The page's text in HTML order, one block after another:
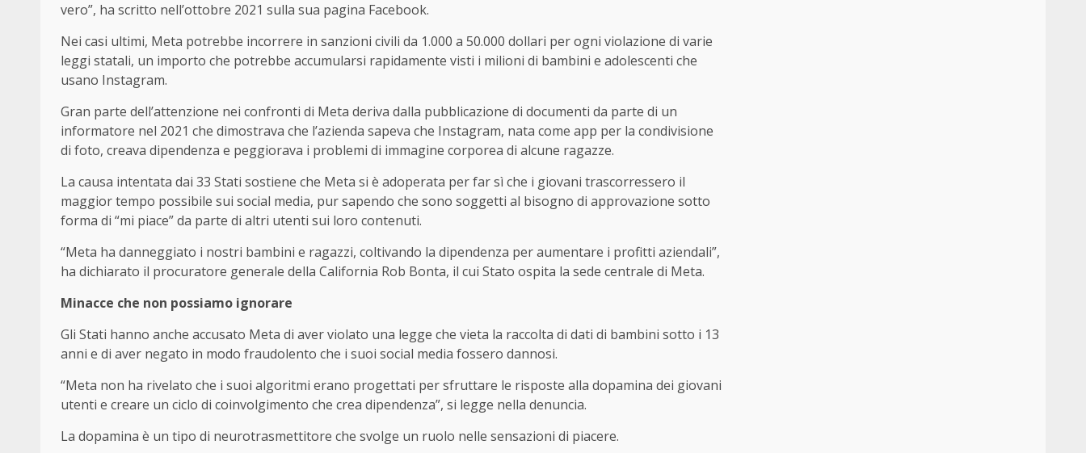
vero”, ha scritto nell’ottobre 2021 sulla sua pagina Facebook.
Nei casi ultimi, Meta potrebbe incorrere in sanzioni civili da 1.000 a 50.000 dollari per ogni violazione di varie
leggi statali, un importo che potrebbe accumularsi rapidamente visti i milioni di bambini e adolescenti che
usano Instagram.
Gran parte dell’attenzione nei confronti di Meta deriva dalla pubblicazione di documenti da parte di un
informatore nel 2021 che dimostrava che l’azienda sapeva che Instagram, nata come app per la condivisione
di foto, creava dipendenza e peggiorava i problemi di immagine corporea di alcune ragazze.
La causa intentata dai 33 Stati sostiene che Meta si è adoperata per far sì che i giovani trascorressero il
maggior tempo possibile sui social media, pur sapendo che sono soggetti al bisogno di approvazione sotto
forma di “mi piace” da parte di altri utenti sui loro contenuti.
“Meta ha danneggiato i nostri bambini e ragazzi, coltivando la dipendenza per aumentare i profitti aziendali”,
ha dichiarato il procuratore generale della California Rob Bonta, il cui Stato ospita la sede centrale di Meta.
Minacce che non possiamo ignorare
Gli Stati hanno anche accusato Meta di aver violato una legge che vieta la raccolta di dati di bambini sotto i 13
anni e di aver negato in modo fraudolento che i suoi social media fossero dannosi.
“Meta non ha rivelato che i suoi algoritmi erano progettati per sfruttare le risposte alla dopamina dei giovani
utenti e creare un ciclo di coinvolgimento che crea dipendenza”, si legge nella denuncia.
La dopamina è un tipo di neurotrasmettitore che svolge un ruolo nelle sensazioni di piacere.